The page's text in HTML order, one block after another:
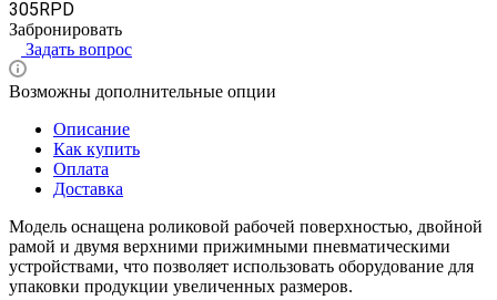
305RPD
Забронировать
Задать вопрос
Возможны дополнительные опции
Описание
Как купить
Оплата
Доставка
Модель оснащена роликовой рабочей поверхностью, двойной
рамой и двумя верхними прижимными пневматическими
устройствами, что позволяет использовать оборудование для
упаковки продукции увеличенных размеров.